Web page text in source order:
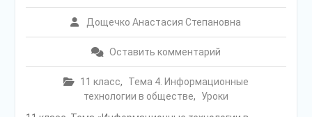
Дощечко Анастасия Степановна
Оставить комментарий
11 класс,
Тема 4. Информационные
технологии в обществе,
Уроки